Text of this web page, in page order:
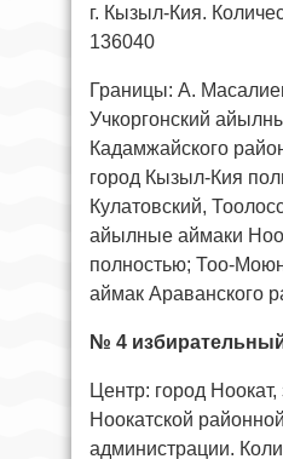
г. Кызыл-Кия.
136040
Границы: А.
Учкоргонский
Кадамжайского
город Кызыл-Кия
Кулатовский,
айылные аймаки
полностью; Тоо-
аймак Араванского
№ 4
Центр: город Ноокат,
Ноокатской
администрации.